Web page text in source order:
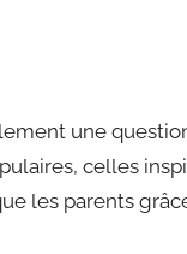
une
celles
les parents